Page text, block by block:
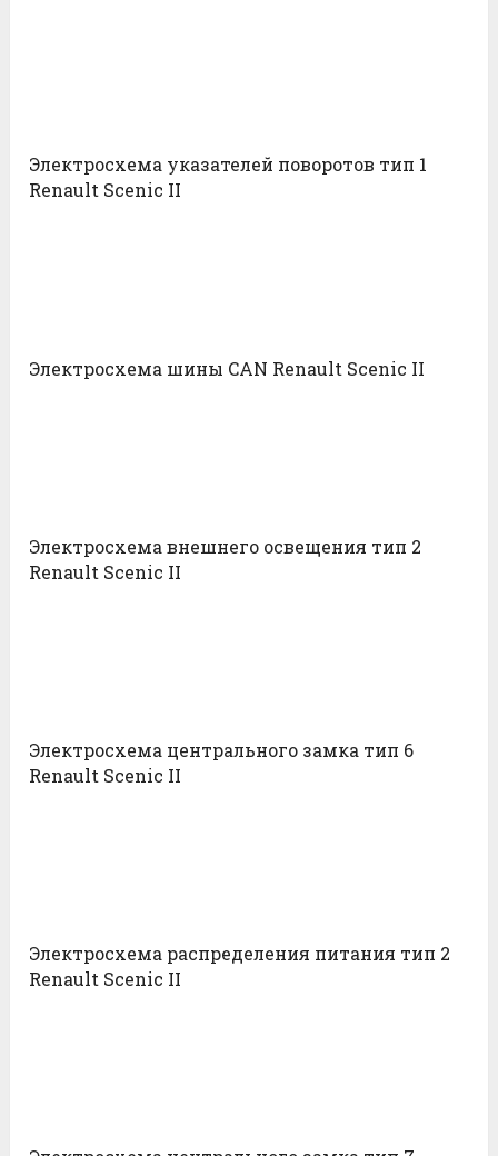
Электросхема указателей поворотов тип 1
Renault Scenic II
Электросхема шины CAN Renault Scenic II
Электросхема внешнего освещения тип 2
Renault Scenic II
Электросхема центрального замка тип 6
Renault Scenic II
Электросхема распределения питания тип 2
Renault Scenic II